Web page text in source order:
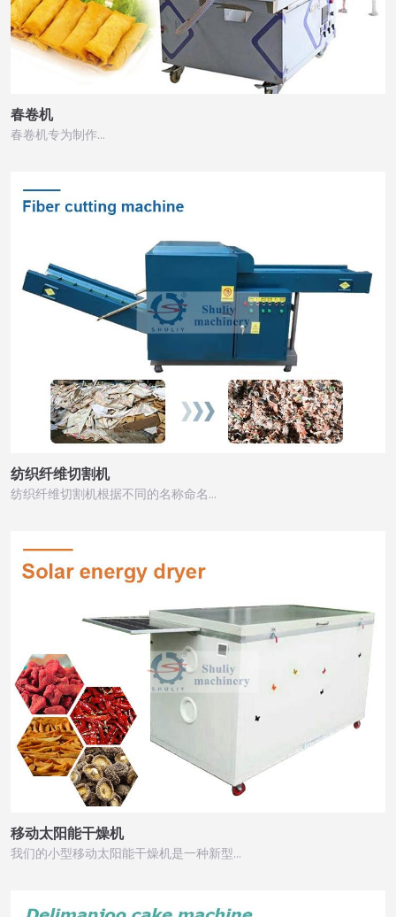
春卷机
春卷机专为制作…
纺织纤维切割机
纺织纤维切割机根据不同的名称命名…
移动太阳能干燥机
我们的小型移动太阳能干燥机是一种新型…